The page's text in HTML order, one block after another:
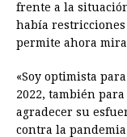
k
e
r
frente a la
había restricciones
permite ahora
«Soy optimista
2022, también
agradecer su
contra la pandemia